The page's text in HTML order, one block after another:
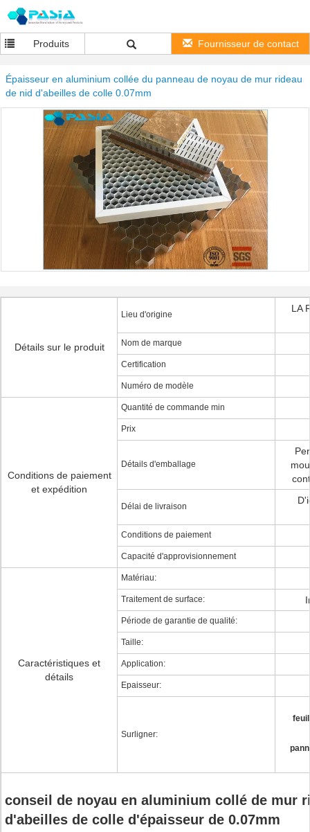
Produits Fournisseur de contact
Épaisseur en aluminium collée du panneau de noyau de mur rideau
de nid d'abeilles de colle 0.07mm
Détails sur le produit
Lieu d'origine
LA
Nom de marque
Certification
Numéro de modèle
Conditions de paiement
et expédition
Quantité de commande min
Prix
Détails d'emballage
Délai de livraison
Conditions de paiement
Capacité d'approvisionnement
Caractéristiques et
détails
Matériau:
Traitement de surface:
Période de garantie de qualité:
Taille:
Application:
Epaisseur:
Surligner:
conseil de noyau en aluminium collé de mur
d'abeilles de colle d'épaisseur de 0.07mm